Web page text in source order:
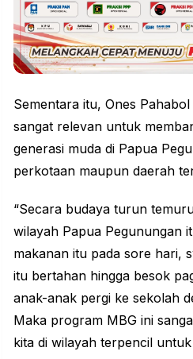
Sementara itu, Ones
sangat relevan untuk
generasi muda di Papua
perkotaan maupun daerah
“Secara budaya turun
wilayah Papua Pegunungan
makanan itu pada sore hari,
itu bertahan hingga besok
anak-anak pergi ke sekolah
Maka program MBG ini
kita di wilayah terpencil